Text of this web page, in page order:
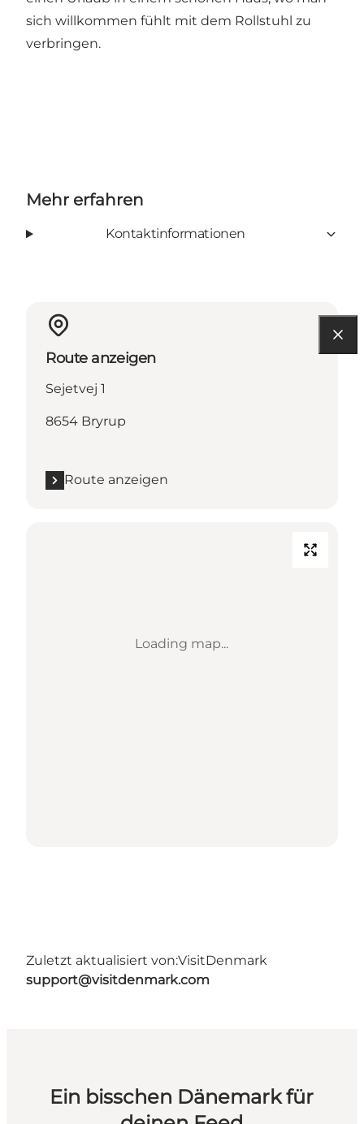
sich willkommen fühlt mit dem Rollstuhl zu
verbringen.
Mehr erfahren
Kontaktinformationen
Route anzeigen
Sejetvej 1
8654 Bryrup
Route anzeigen
Loading map...
Zuletzt aktualisiert von:VisitDenmark
support@visitdenmark.com
Ein bisschen Dänemark für